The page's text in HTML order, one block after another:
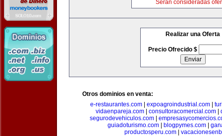
Serán consideradas
Realizar una Oferta
Precio Ofrecido $
Otros dominios en venta:
e-restaurantes.com
expoagroindustrial.com
vidaenpareja.com
consultoracomercial.com
segurodevehiculos.com|
guiadoturismo.com| blogpymes.com|
productosperu.com|